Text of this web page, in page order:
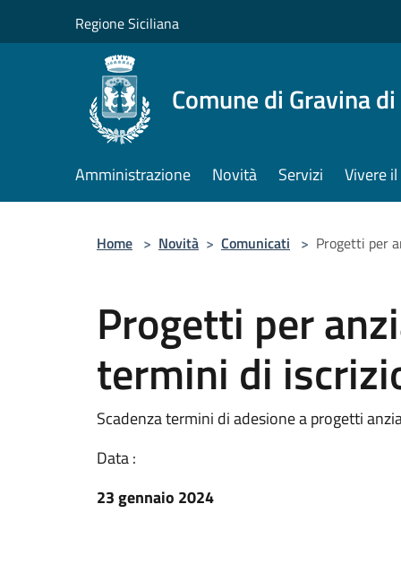
Regione Siciliana
Comune di Gravina
Amministrazione Novità Servizi Vivere
Home > Novità > Comunicati > Progetti per
Progetti per
termini di
Scadenza termini di adesione a progetti
Data :
23 gennaio 2024